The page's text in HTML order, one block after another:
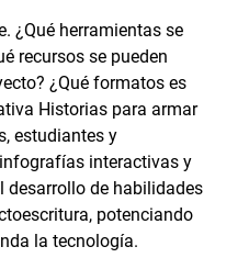
¿Qué herramientas se
recursos se pueden
¿Qué formatos es
Historias para armar
estudiantes y
interactivas y
desarrollo de habilidades
potenciando
la tecnología.